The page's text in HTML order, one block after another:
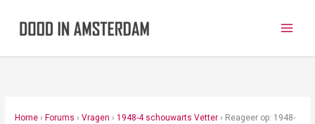
Home › Forums › Vragen › 1948-4 schouwarts Vetter › Reageer op: 1948-